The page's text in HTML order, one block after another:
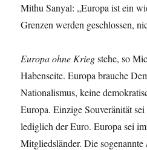
Mithu Sanyal: „Europa ist ein
Grenzen werden geschlossen,
Europa ohne Kriegstehe, so
Habenseite. Europa brauche
Nationalismus, keine
Europa. Einzige Souveränität
lediglich der Euro. Europa sei
Mitgliedsländer. Die sogenannte